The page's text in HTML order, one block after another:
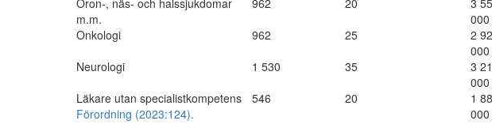
Öron-, näs- och halssjukdomar
m.m.
962 20
3
000
Onkologi
962 25
2
000
Neurologi
1 530 35
3
000
Läkare utan specialistkompetens
Förordning (2023:124).
546 20
1
000